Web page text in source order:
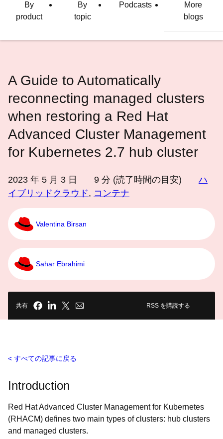
語
く
By
product
By
topic
Podcasts
More
blogs
A Guide to Automatically
reconnecting managed clusters
when restoring a Red Hat
Advanced Cluster Management
for Kubernetes 2.7 hub cluster
2023 年 5 月 3 日 9 分 (読了時間の目安)
ハ
イブリッドクラウド, コンテナ
Valentina Birsan
Sahar Ebrahimi
共有 RSS を購読する
すべての記事に戻る
Introduction
Red Hat Advanced Cluster Management for Kubernetes
(RHACM) defines two main types of clusters: hub clusters
and managed clusters.